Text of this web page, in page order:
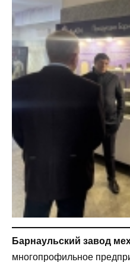
Барнаульский завод
многопрофильное